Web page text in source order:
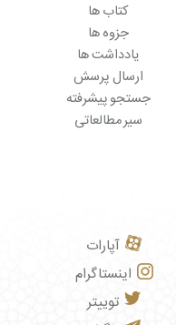
کتاب ها
جزوه ها
یادداشت ها
ارسال پرسش
جستجو پیشرفته
سیر مطالعاتی
آپارات
اینستاگرام
توییتر